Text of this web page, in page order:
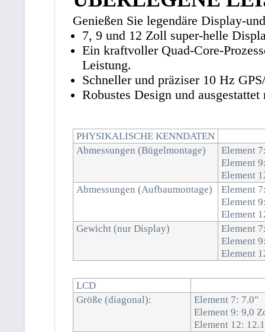
Genießen Sie legendäre Display-
7, 9 und 12 Zoll super-helle
Ein kraftvoller Quad-Core-
Leistung.
Schneller und präziser 10 Hz
Robustes Design und
PHYSIKALISCHE KENNDATEN
Abmessungen (Bügelmontage)
Element
Element
Element
Abmessungen (Aufbaumontage)
Element
Element
Element
Gewicht (nur Display)
Element
Element
Element
LCD
Größe (diagonal):
Element 7: 7.0"
Element 9: 9,0
Element 12: